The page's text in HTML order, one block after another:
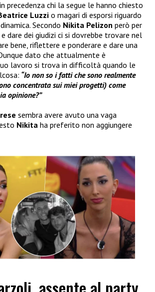
precedenza chi la segue le hanno chiesto
Luzzi o magari di esporsi riguardo
Secondo Nikita Pelizon però per
dare dei giudizi ci si dovrebbe trovare nel
bene, riflettere e ponderare e dare una
dato che attualmente è
lavoro si trova in difficoltà quando le
“Io non so i fatti che sono realmente
concentrata sui miei progetti) come
opinione?”
sembra avere avuto una vaga
Nikita ha preferito non aggiungere